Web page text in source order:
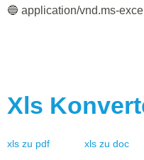
🔵 application/vnd.ms-excel
Xls
xls zu pdf xls zu doc